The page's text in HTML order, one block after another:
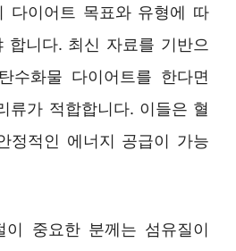
다이어트 목표와 유형에 따
합니다. 최신 자료를 기반으
수화물 다이어트를 한다면
류가 적합합니다. 이들은 혈
정적인 에너지 공급이 가능
이 중요한 분께는 섬유질이